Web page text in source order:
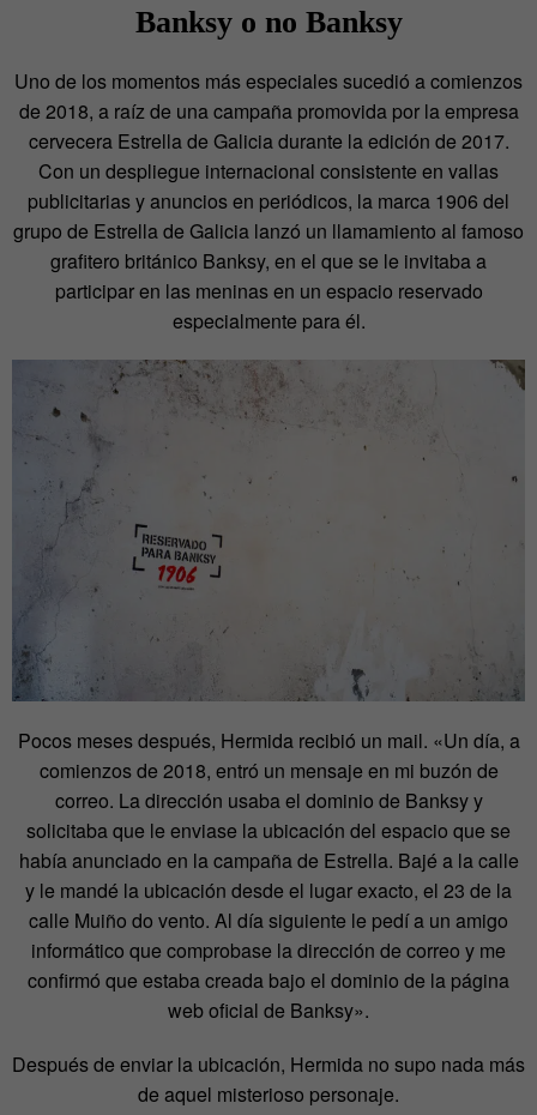
Banksy o no Banksy
Uno de los momentos más especiales sucedió a comienzos
de 2018, a raíz de una campaña promovida por la empresa
cervecera Estrella de Galicia durante la edición de 2017.
Con un despliegue internacional consistente en vallas
publicitarias y anuncios en periódicos, la marca 1906 del
grupo de Estrella de Galicia lanzó un llamamiento al famoso
grafitero británico Banksy, en el que se le invitaba a
participar en las meninas en un espacio reservado
especialmente para él.
Pocos meses después, Hermida recibió un mail. «Un día, a
comienzos de 2018, entró un mensaje en mi buzón de
correo. La dirección usaba el dominio de Banksy y
solicitaba que le enviase la ubicación del espacio que se
había anunciado en la campaña de Estrella. Bajé a la calle
y le mandé la ubicación desde el lugar exacto, el 23 de la
calle Muiño do vento. Al día siguiente le pedí a un amigo
informático que comprobase la dirección de correo y me
confirmó que estaba creada bajo el dominio de la página
web oficial de Banksy».
Después de enviar la ubicación, Hermida no supo nada más
de aquel misterioso personaje.